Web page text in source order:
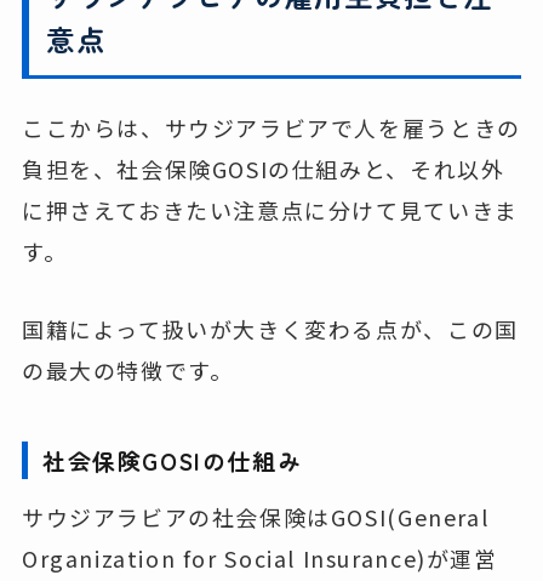
意点
ここからは、サウジアラビアで人を雇うときの
負担を、社会保険GOSIの仕組みと、それ以外
に押さえておきたい注意点に分けて見ていきま
す。
国籍によって扱いが大きく変わる点が、この国
の最大の特徴です。
社会保険GOSIの仕組み
サウジアラビアの社会保険はGOSI(General
Organization for Social Insurance)が運営